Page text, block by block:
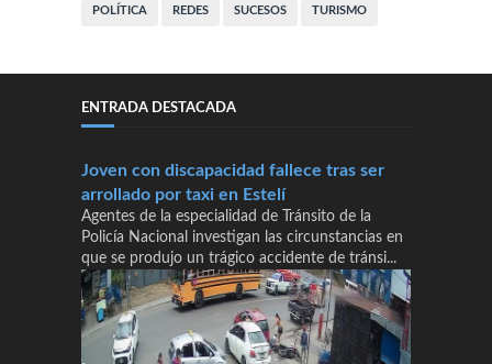
POLÍTICA REDES SUCESOS TURISMO
ENTRADA DESTACADA
Joven con discapacidad fallece tras ser
arrollado por taxi en Estelí
Agentes de la especialidad de Tránsito de la
Policía Nacional investigan las circunstancias en
que se produjo un trágico accidente de tránsi...